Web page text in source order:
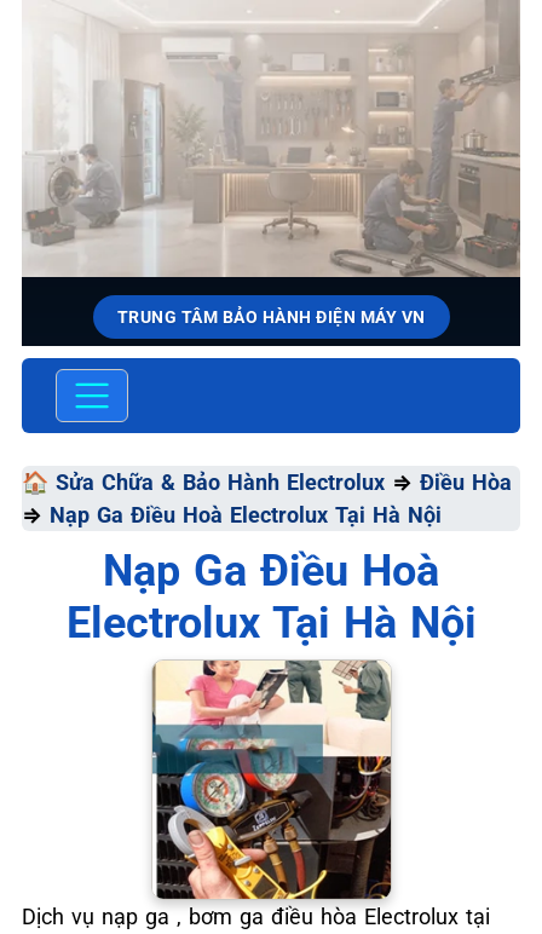
TRUNG TÂM BẢO HÀNH ĐIỆN MÁY VN
SỬA CHỮA & BẢO HÀNH
Đa
📞 09.663.898.33
🏠 Sửa Chữa & Bảo Hành Electrolux ⇒ Điều Hòa
⇒ Nạp Ga Điều Hoà Electrolux Tại Hà Nội
Nạp Ga Điều Hoà
Electrolux Tại Hà Nội
Dịch vụ nạp ga , bơm ga điều hòa Electrolux tại